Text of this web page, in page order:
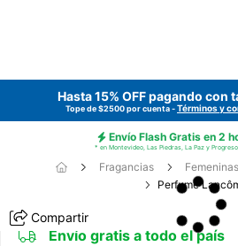
Hasta 15% OFF pagando con
Tope de $2500 por cuenta -Términos y
Envío Flash Gratis en 2
* en Montevideo, Las Piedras, La Paz y
Fragancias Femeninas
Perfume
Compartir
Envío gratis a todo el país